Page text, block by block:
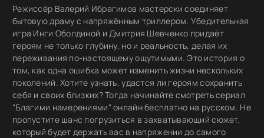
Режиссёр Валерий Ибрагимов мастерски соединяет
бытовую драму с напряжённым триллером. Убедительная
игра Инги Оболдиной и Дмитрия Шевченко придаёт
героям не только глубину, но и реальность, делая их
переживания по-настоящему ощутимыми. Это история о
том, как одна ошибка может изменить жизни нескольких
поколений. Хотите узнать, удастся ли героям сохранить
себя и своих близких? Тогда начинайте смотреть сериал
"Благими намерениями" онлайн бесплатно на русском. Не
пропустите шанс погрузиться в захватывающий сюжет,
который будет держать вас в напряжении до самого